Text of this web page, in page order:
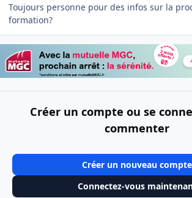
Toujours personne pour des infos sur la
formation?
Créer un compte ou se
commenter
Créer un nouveau compte
Connectez-vous